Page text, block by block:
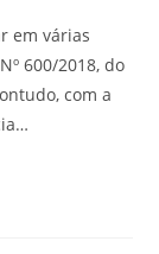
em várias
600/2018, do
com a